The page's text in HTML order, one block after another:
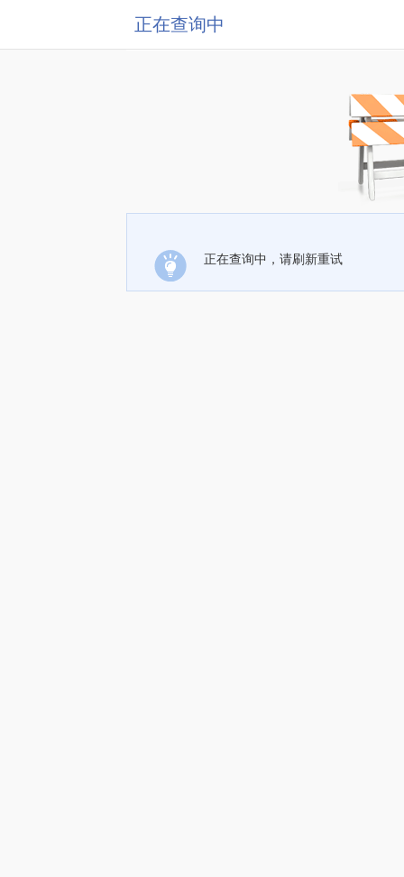
正在查询中
正在查询中，请刷新重试